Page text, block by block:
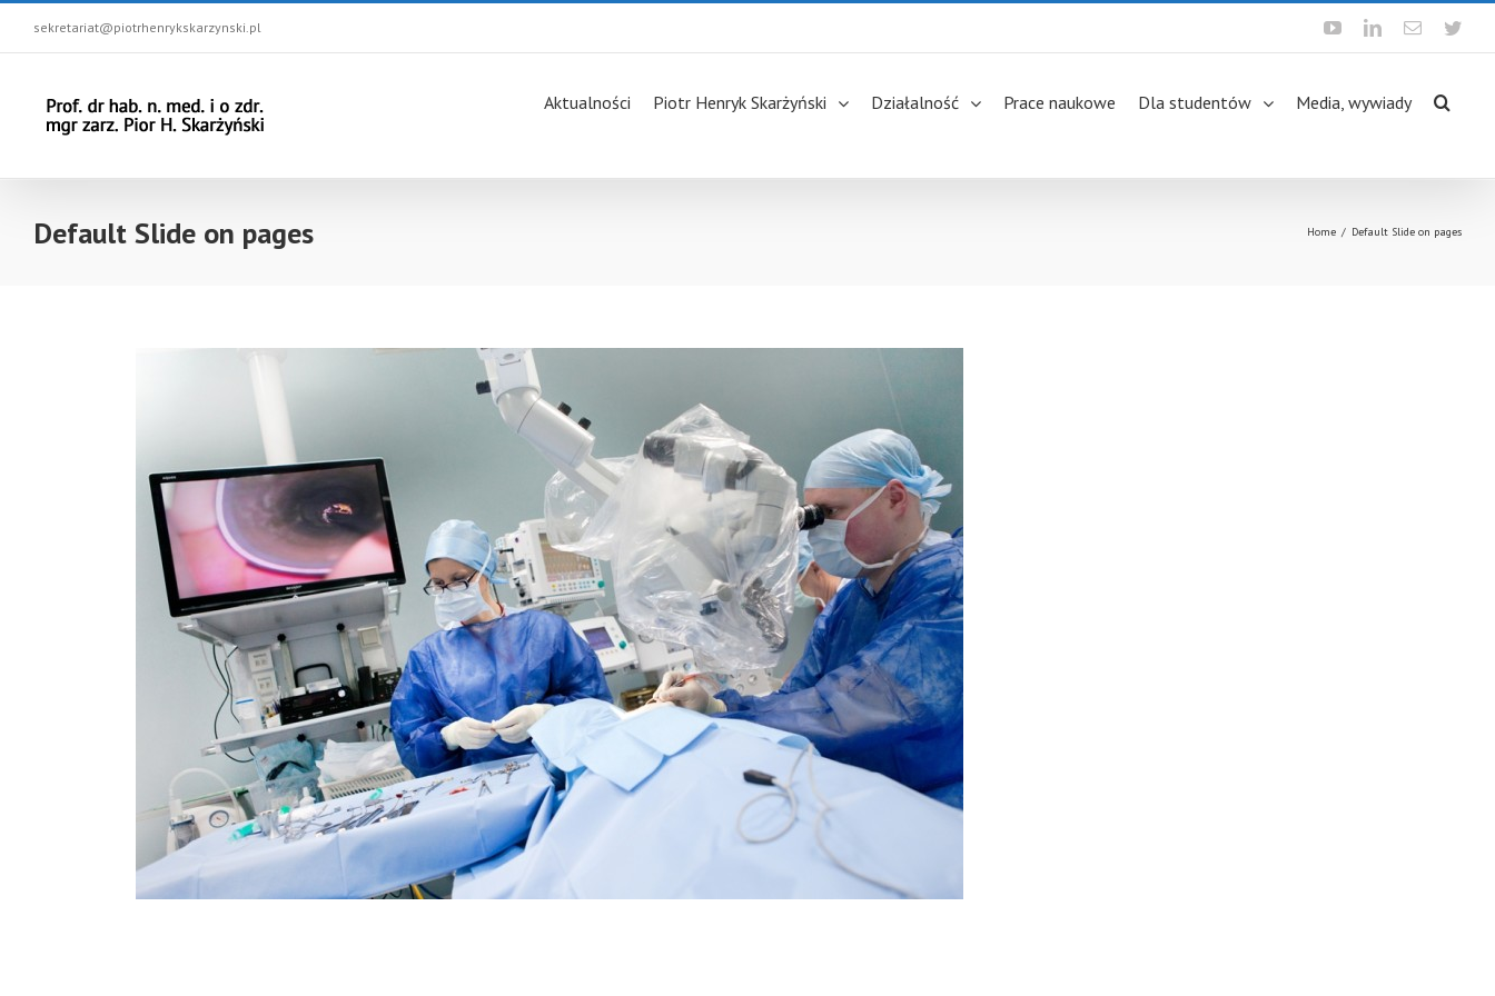
sekretariat@piotrhenrykskarzynski.pl YoutubeLinkedinEmail
Aktualności Piotr Henryk Skarżyński Działalność Prace naukowe Dla studentów Media, wywiady
Default Slide on pages Home / Default Slide on pages